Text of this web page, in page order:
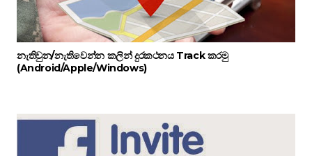
නැතිවුන/නැතිවෙන්න කලින් දුරකථනය Track කරමු
(Android/Apple/Windows)